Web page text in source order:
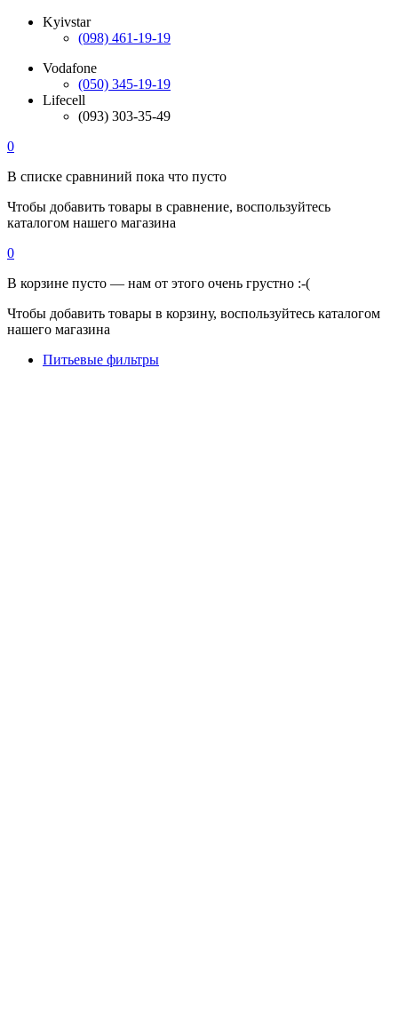
Kyivstar
(098) 461-19-19
Vodafone
(050) 345-19-19
Lifecell
(093) 303-35-49
0
В списке сравниний пока что пусто
Чтобы добавить товары в сравнение, воспользуйтесь
каталогом нашего магазина
0
В корзине пусто — нам от этого очень грустно :-(
Чтобы добавить товары в корзину, воспользуйтесь каталогом
нашего магазина
Питьевые фильтры